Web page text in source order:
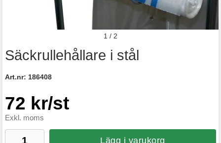
Säckrullehållare i stål
Art.nr: 186408
72 kr/st
Exkl. moms
Lägg i varukorg
1 / 2